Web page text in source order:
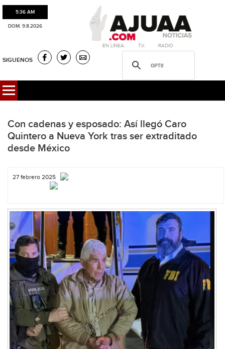
5:36 AM
DOM. 9.8.2026
·EN LÍNEA. ·T.V. ·RADIO
SIGUENOS
Con cadenas y esposado: Así llegó Caro
Quintero a Nueva York tras ser extraditado
desde México
27 febrero 2025